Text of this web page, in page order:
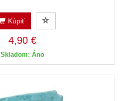
Kúpiť
4,90 €
Skladom: Áno